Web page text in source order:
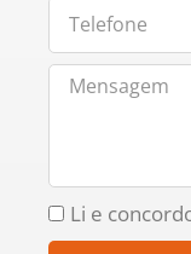
Li e